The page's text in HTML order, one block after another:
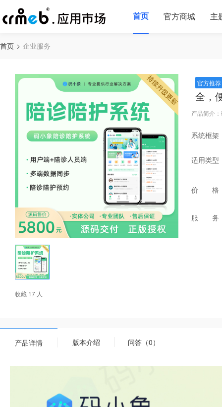
首页 官方商城 主
首页 企业服务
收藏 17 人
官方推荐
全，
产品简介
系统框架
适用类型
价 格
服 务
产品详情 版本介绍 问答（0）